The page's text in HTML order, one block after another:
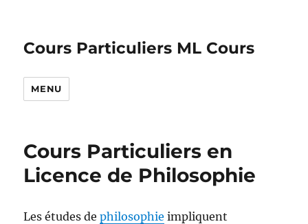
Cours Particuliers ML Cours
MENU
Cours Particuliers en
Licence de Philosophie
Les études dephilosophie impliquent